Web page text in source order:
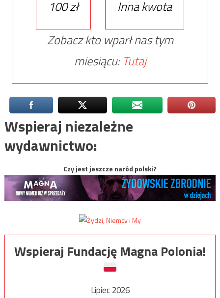
100 zł
Inna kwota
Zobacz kto wparł nas tym
miesiącu: Tutaj
Wspieraj niezależne
wydawnictwo:
Czy jest jeszcze naród polski?
Wspieraj Fundację Magna Polonia!
Lipiec 2026